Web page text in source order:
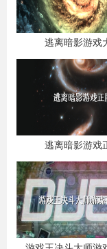
逃离暗影游戏
逃离暗影游戏